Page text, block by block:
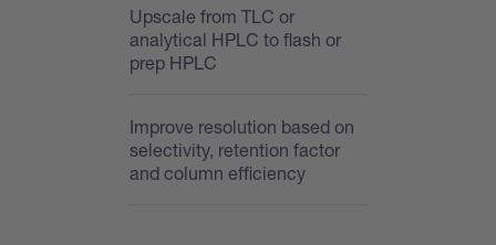
Upscale from TLC or
analytical HPLC to flash or
prep HPLC
Improve resolution based on
selectivity, retention factor
and column efficiency